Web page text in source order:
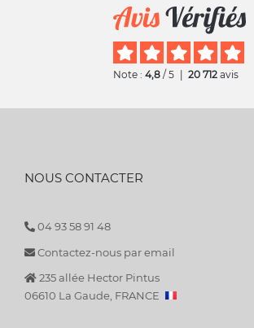
Note : 4,8 / 5 20 712 avis
NOUS CONTACTER
04 93 58 91 48
Contactez-nous par email
235 allée Hector Pintus
06610 La Gaude, FRANCE